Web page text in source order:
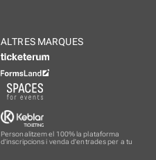
ALTRES MARQUES
Personalitzem el 100% la plataforma
d'inscripcions i venda d'entrades per a tu